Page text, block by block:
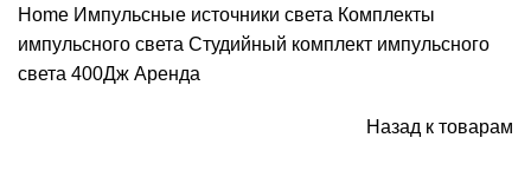
Home Импульсные источники света Комплекты
импульсного света Студийный комплект импульсного
света 400Дж Аренда
Назад к товарам